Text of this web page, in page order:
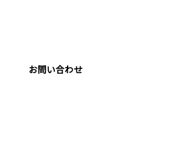
お問い合わせ